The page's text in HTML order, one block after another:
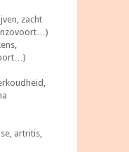
zacht
artritis,